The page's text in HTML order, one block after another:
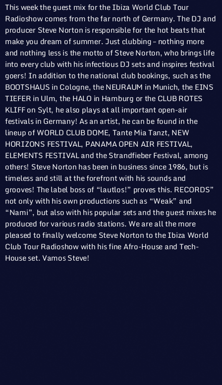
This week the guest mix for the Ibiza World Club Tour
Radioshow comes from the far north of Germany. The DJ and
producer Steve Norton is responsible for the hot beats that
make you dream of summer. Just clubbing – nothing more
and nothing less is the motto of Steve Norton, who brings life
into every club with his infectious DJ sets and inspires festival
goers! In addition to the national club bookings, such as the
BOOTSHAUS in Cologne, the NEURAUM in Munich, the EINS
TIEFER in Ulm, the HALO in Hamburg or the CLUB ROTES
KLIFF on Sylt, he also plays at all important open-air
festivals in Germany! As an artist, he can be found in the
lineup of WORLD CLUB DOME, Tante Mia Tanzt, NEW
HORIZONS FESTIVAL, PANAMA OPEN AIR FESTIVAL,
ELEMENTS FESTIVAL and the Strandfieber Festival, among
others! Steve Norton has been in business since 1986, but is
timeless and still at the forefront with his sounds and
grooves! The label boss of “lautlos!” proves this. RECORDS”
not only with his own productions such as “Weak” and
“Nami”, but also with his popular sets and the guest mixes he
produced for various radio stations. We are all the more
pleased to finally welcome Steve Norton to the Ibiza World
Club Tour Radioshow with his fine Afro-House and Tech-
House set. Vamos Steve!